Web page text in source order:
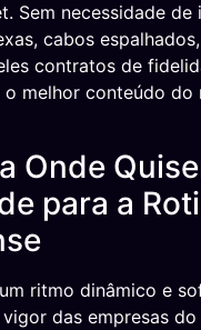
Sem necessidade de
cabos
contratos de
melhor conteúdo do
Onde
para a
ritmo dinâmico e
das empresas